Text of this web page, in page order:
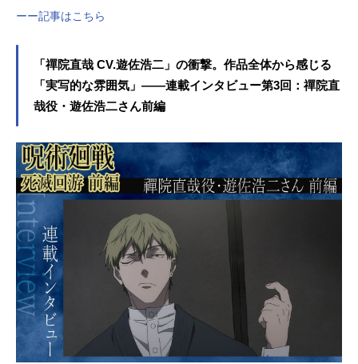
ーー記事はこちら
「禪院直哉 CV.遊佐浩二」の衝撃。作品全体から感じる
「実写的な雰囲気」――連載インタビュー第3回：禪院直
哉役・遊佐浩二さん前編